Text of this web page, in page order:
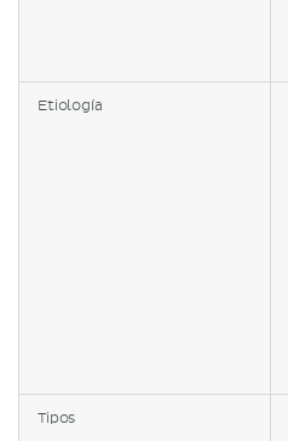
Etiología
Tipos